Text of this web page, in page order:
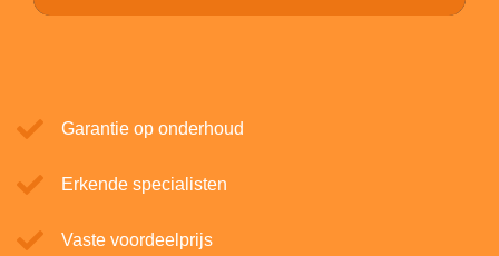
Garantie op onderhoud
Erkende specialisten
Vaste voordeelprijs